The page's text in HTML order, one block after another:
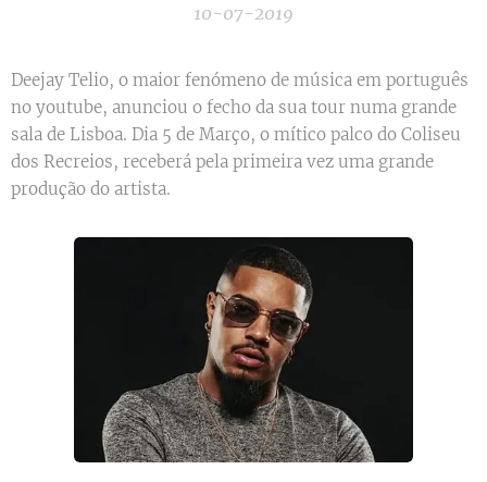
10-07-2019
Deejay Telio, o maior fenómeno de música em português
no youtube, anunciou o fecho da sua tour numa grande
sala de Lisboa. Dia 5 de Março, o mítico palco do Coliseu
dos Recreios, receberá pela primeira vez uma grande
produção do artista.